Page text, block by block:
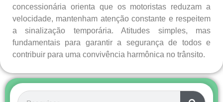
concessionária orienta que os motoristas reduzam a
velocidade, mantenham atenção constante e respeitem
a sinalização temporária. Atitudes simples, mas
fundamentais para garantir a segurança de todos e
contribuir para uma convivência harmônica no trânsito.